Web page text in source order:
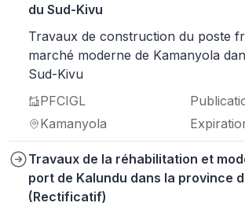
du Sud-Kivu
Travaux de construction du poste
marché moderne de Kamanyola
Sud-Kivu
PFCIGL
Kamanyola
Travaux de la réhabilitation et
port de Kalundu dans la province
(Rectificatif)